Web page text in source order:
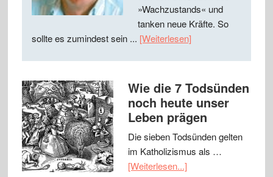
»Wachzustands« und
tanken neue Kräfte. So
sollte es zumindest sein ... [Weiterlesen]
Wie die 7 Todsünden
noch heute unser
Leben prägen
Die sieben Todsünden gelten
im Katholizismus als …
[Weiterlesen...]